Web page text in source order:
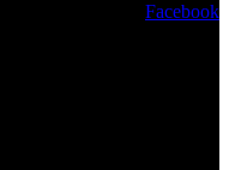
Facebook